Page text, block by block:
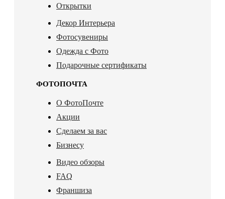
Открытки
Декор Интерьера
Фотосувениры
Одежда с Фото
Подарочные сертификаты
ФОТОПОЧТА
О ФотоПочте
Акции
Сделаем за вас
Бизнесу
Видео обзоры
FAQ
Франшиза